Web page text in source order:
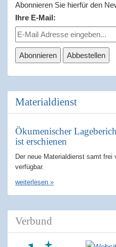
Abonnieren Sie hierfür den
Ihre E-Mail:
Materialdienst
Ökumenischer
ist erschienen
Der neue Materialdienst samt
verfügbar.
weiterlesen »
Verbund